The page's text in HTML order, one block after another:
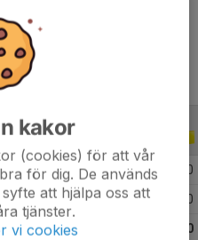
6 0 0 0
9 0 0
0
kakor
(cookies) för att vår
för dig. De används
att hjälpa oss att
tjänster.
vi cookies